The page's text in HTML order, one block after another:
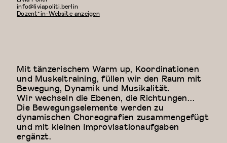
Mit tänzerischem Warm up, Koordinationen
und Muskeltraining, füllen wir den Raum mit
Bewegung, Dynamik und Musikalität.
Wir wechseln die Ebenen, die Richtungen…
Die Bewegungselemente werden zu
dynamischen Choreografien zusammengefügt
und mit kleinen Improvisationaufgaben
ergänzt.
E-
Mail:
info@liviapoliti.berlin
Dozent*in-Website anzeigen